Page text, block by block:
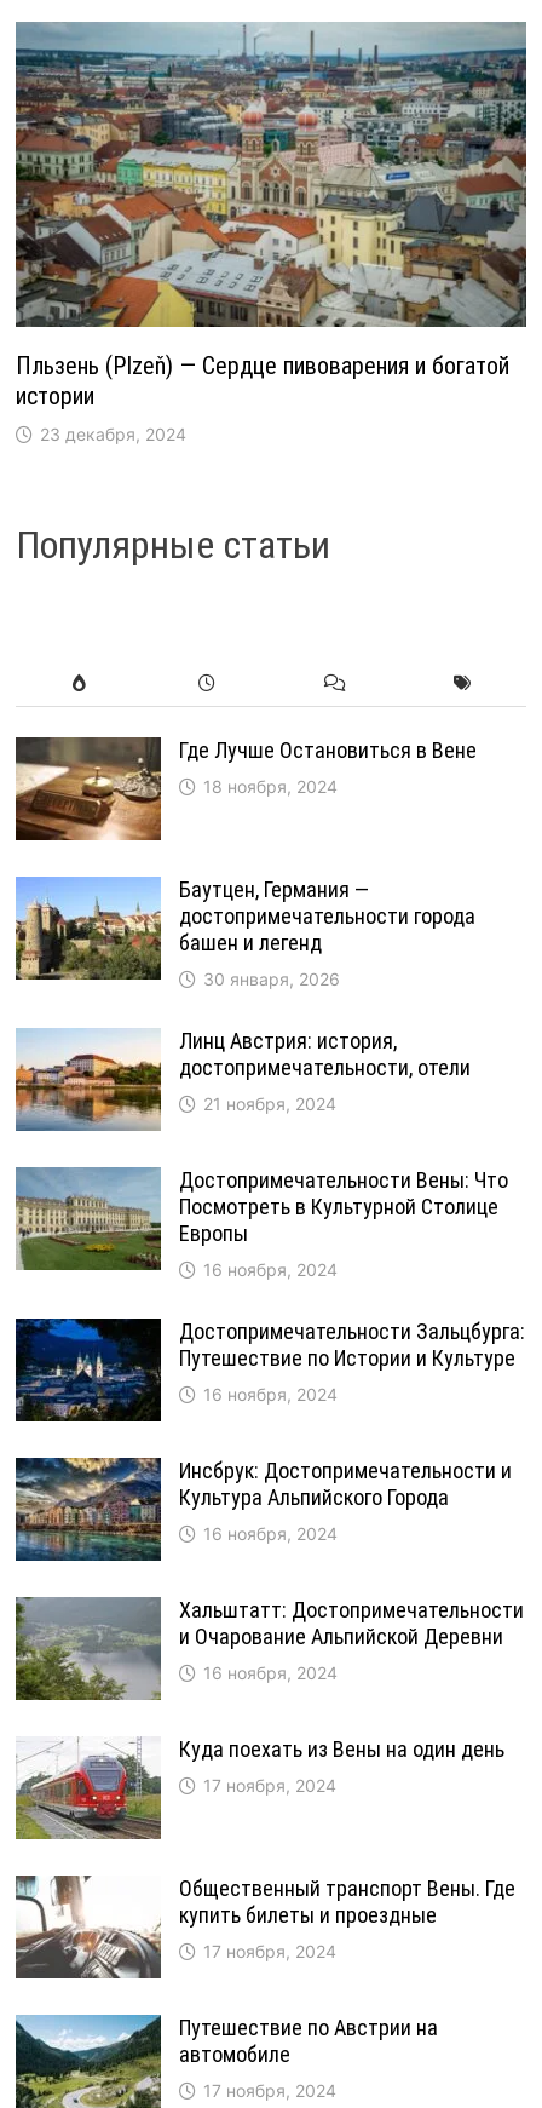
Пльзень (Plzeň) — Сердце пивоварения и богатой
истории
23 декабря, 2024
Популярные статьи
Где Лучше Остановиться в Вене
18 ноября, 2024
Баутцен, Германия —
достопримечательности города
башен и легенд
30 января, 2026
Линц Австрия: история,
достопримечательности, отели
21 ноября, 2024
Достопримечательности Вены: Что
Посмотреть в Культурной Столице
Европы
16 ноября, 2024
Достопримечательности Зальцбурга:
Путешествие по Истории и Культуре
16 ноября, 2024
Инсбрук: Достопримечательности и
Культура Альпийского Города
16 ноября, 2024
Хальштатт: Достопримечательности
и Очарование Альпийской Деревни
16 ноября, 2024
Куда поехать из Вены на один день
17 ноября, 2024
Общественный транспорт Вены. Где
купить билеты и проездные
17 ноября, 2024
Путешествие по Австрии на
автомобиле
17 ноября, 2024